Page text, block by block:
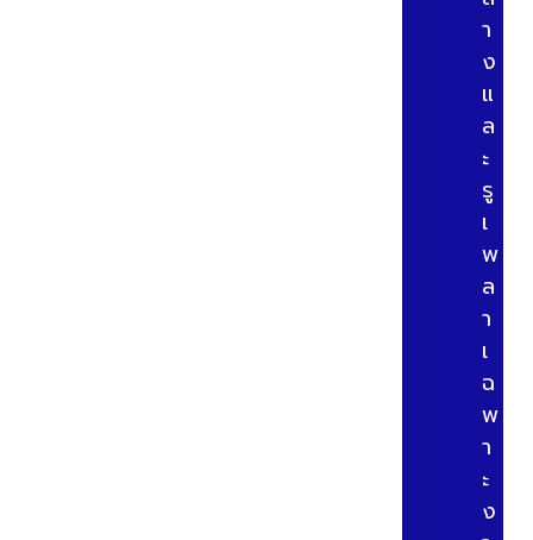
า
ง
แ
ล
ะ
รู
เ
พ
ล
า
เ
ฉ
พ
า
ะ
ง